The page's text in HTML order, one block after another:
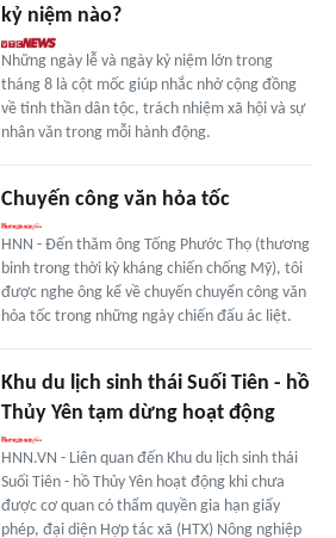
kỷ niệm nào?
Những ngày lễ và ngày kỷ niệm lớn trong
tháng 8 là cột mốc giúp nhắc nhở cộng đồng
về tinh thần dân tộc, trách nhiệm xã hội và sự
nhân văn trong mỗi hành động.
Chuyến công văn hỏa tốc
HNN - Đến thăm ông Tống Phước Thọ (thương
binh trong thời kỳ kháng chiến chống Mỹ), tôi
được nghe ông kể về chuyến chuyển công văn
hỏa tốc trong những ngày chiến đấu ác liệt.
Khu du lịch sinh thái Suối Tiên - hồ
Thủy Yên tạm dừng hoạt động
HNN.VN - Liên quan đến Khu du lịch sinh thái
Suối Tiên - hồ Thủy Yên hoạt động khi chưa
được cơ quan có thẩm quyền gia hạn giấy
phép, đại diện Hợp tác xã (HTX) Nông nghiệp